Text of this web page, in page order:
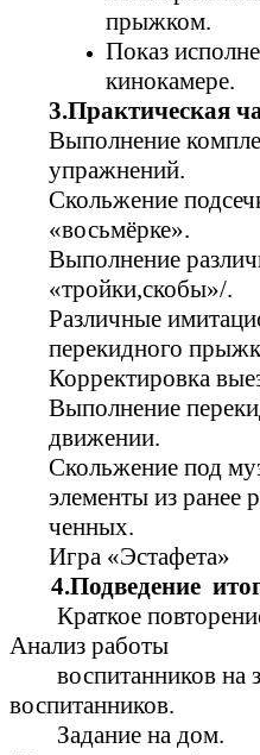
прыжком.
Показ
кинокамере.
3.Практическая
Выполнение
упражнений.
Скольжение
«восьмёрке».
Выполнение
«тройки,скобы»/.
Различные
перекидного
Корректировка
Выполнение
движении.
Скольжение под
элементы из ранее
ченных.
Игра «Эстафета»
4.Подведение
Краткое
Анализ работы
воспитанников на
воспитанников.
Задание на дом.